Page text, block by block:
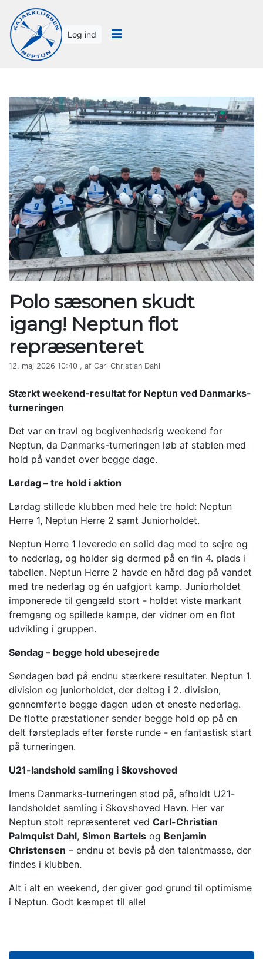
Log ind
Polo sæsonen skudt
igang! Neptun flot
repræsenteret
12. maj 2026 10:40 , af Carl Christian Dahl
Stærkt weekend-resultat for Neptun ved Danmarks-
turneringen
Det var en travl og begivenhedsrig weekend for
Neptun, da Danmarks-turneringen løb af stablen med
hold på vandet over begge dage.
Lørdag – tre hold i aktion
Lørdag stillede klubben med hele tre hold: Neptun
Herre 1, Neptun Herre 2 samt Juniorholdet.
Neptun Herre 1 leverede en solid dag med to sejre og
to nederlag, og holder sig dermed på en fin 4. plads i
tabellen. Neptun Herre 2 havde en hård dag på vandet
med tre nederlag og én uafgjort kamp. Juniorholdet
imponerede til gengæld stort - holdet viste markant
fremgang og spillede kampe, der vidner om en flot
udvikling i gruppen.
Søndag – begge hold ubesejrede
Søndagen bød på endnu stærkere resultater. Neptun 1.
division og juniorholdet, der deltog i 2. division,
gennemførte begge dagen uden et eneste nederlag.
De flotte præstationer sender begge hold op på en
delt førsteplads efter første runde - en fantastisk start
på turneringen.
U21-landshold samling i Skovshoved
Imens Danmarks-turneringen stod på, afholdt U21-
landsholdet samling i Skovshoved Havn. Her var
Neptun stolt repræsenteret ved Carl-Christian
Palmquist Dahl, Simon Bartels og Benjamin
Christensen – endnu et bevis på den talentmasse, der
findes i klubben.
Alt i alt en weekend, der giver god grund til optimisme
i Neptun. Godt kæmpet til alle!